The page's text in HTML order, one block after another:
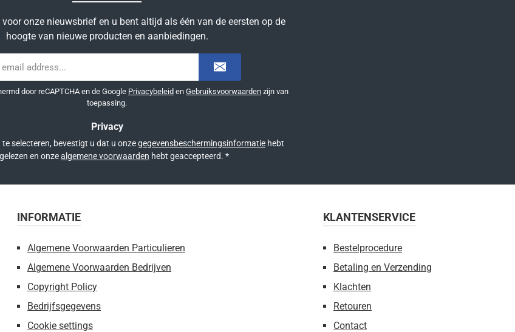
onze nieuwsbrief en u bent altijd als één van de eersten op de
hoogte van nieuwe producten en aanbiedingen.
door reCAPTCHA en de Google Privacybeleid en Gebruiksvoorwaarden zijn van
toepassing.
Privacy
selecteren, bevestigt u dat u onzegegevensbeschermingsinformatie hebt
gelezen en onzealgemene voorwaarden hebt geaccepteerd. *
INFORMATIE
Algemene Voorwaarden Particulieren
Algemene Voorwaarden Bedrijven
Copyright Policy
Bedrijfsgegevens
Cookie settings
KLANTENSERVICE
Bestelprocedure
Betaling en Verzending
Klachten
Retouren
Contact